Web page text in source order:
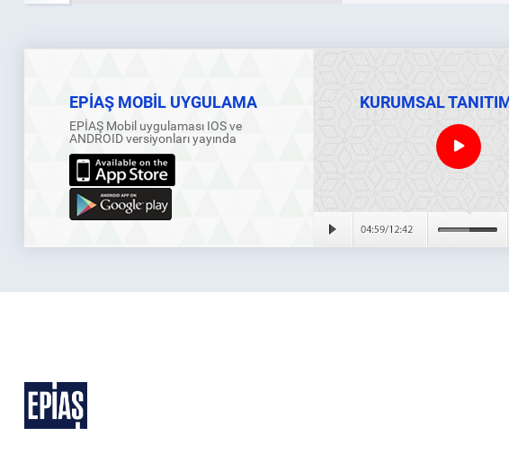
EPİAŞ MOBİL UYGULAMA
EPİAŞ Mobil uygulaması IOS ve
ANDROID versiyonları yayında
KURUMSAL